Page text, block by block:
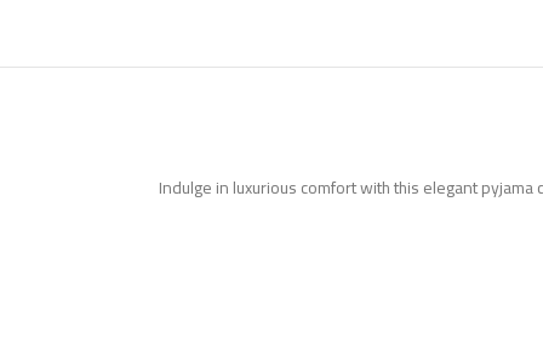
Indulge in luxurious comfort with this elegant